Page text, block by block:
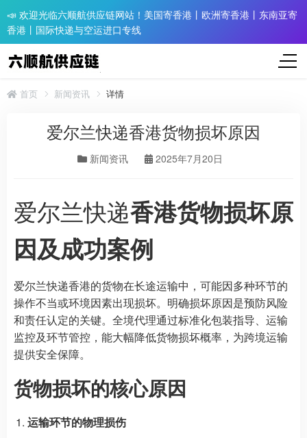
📣 欢迎光临六顺航供应链网站！美国寄香港丨欧洲寄香港丨东南亚寄
香港丨国际快递与空运进口专线
首页 新闻资讯 详情
爱尔兰快递香港货物损坏原因
新闻资讯 2025年7月20日
爱尔兰快递香港货物损坏原
因及成功案例
爱尔兰快递香港的货物在长途运输中，可能因多种环节的
操作不当或环境因素出现损坏。明确损坏原因是预防风险
和责任认定的关键。全境代理通过标准化包装指导、运输
监控及环节管控，能大幅降低货物损坏概率，为跨境运输
提供安全保障。
货物损坏的核心原因
运输环节的物理损伤